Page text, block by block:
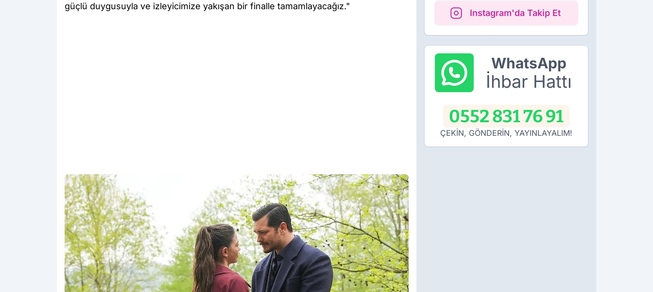
güçlü duygusuyla ve izleyicimize yakışan bir finalle tamamlayacağız."
Instagram'da Takip Et
WhatsApp
İhbar Hattı
0552 831 76 91
ÇEKİN, GÖNDERİN, YAYINLAYALIM!